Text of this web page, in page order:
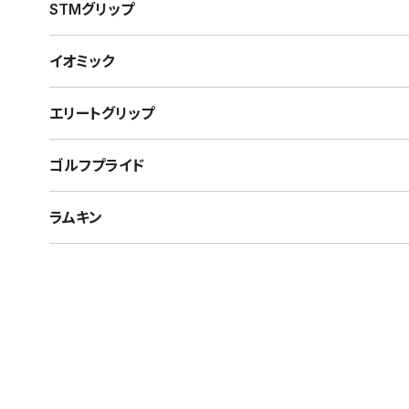
STMグリップ
イオミック
エリートグリップ
ゴルフプライド
ラムキン